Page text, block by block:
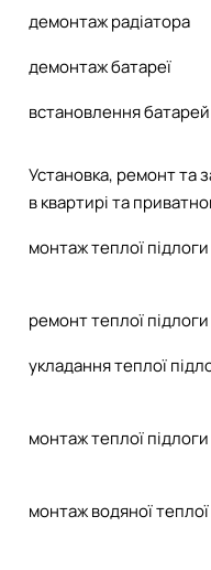
демонтаж радіатора
демонтаж батареї
встановлення
Установка, ремонт та
в квартирі та
монтаж теплої підлоги
ремонт теплої підлоги
укладання теплої
монтаж теплої
монтаж водяної